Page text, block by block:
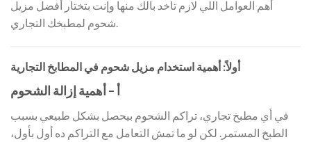
أهم العوامل اللي لازم تاخد بالك منها وإنت بتختار أفضل مزيل
شحوم لمطبخك التجاري.
أولاً: أهمية استخدام مزيل شحوم في المطابخ التجارية
أ – أهمية إزالة الشحوم
في أي مطبخ تجاري، تراكم الشحوم بيحصل بشكل طبيعي بسبب
الطبخ المستمر. لكن لو ما تمش التعامل مع التراكم ده أول بأول،